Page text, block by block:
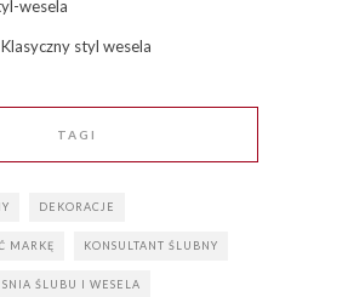
Klasyczny styl wesela
TAGI
DEKORACJE
MARKĘ KONSULTANT ŚLUBNY
ŚLUBU I WESELA